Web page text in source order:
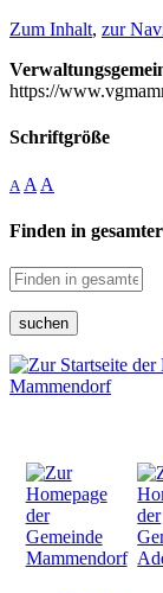
Zum Inhalt, zur
https://
Schriftgröße
A A A
Finden in
suchen